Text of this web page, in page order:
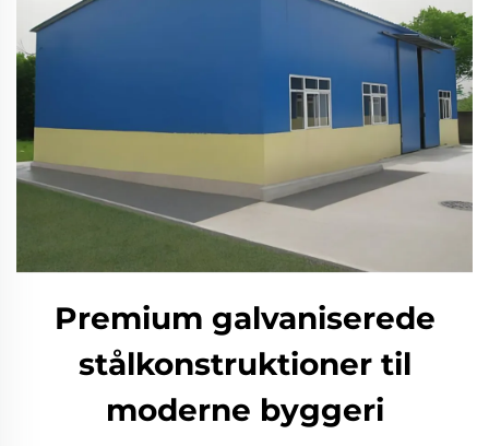
Premium galvaniserede
stålkonstruktioner til
moderne byggeri